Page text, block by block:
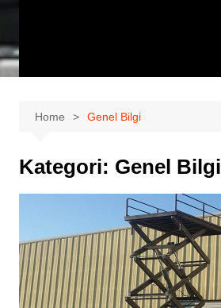
Home Genel Bilgi
Kategori: Genel Bilgi